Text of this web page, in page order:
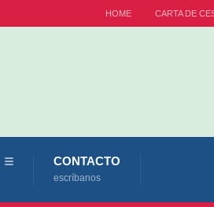
HOME CARTA DE
CONTACTO
escríbanos